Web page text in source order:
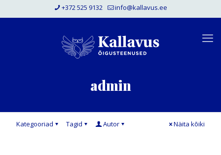
+372 525 9132 info@kallavus.ee
admin
Kategooriad Tagid Autor Näita kõiki